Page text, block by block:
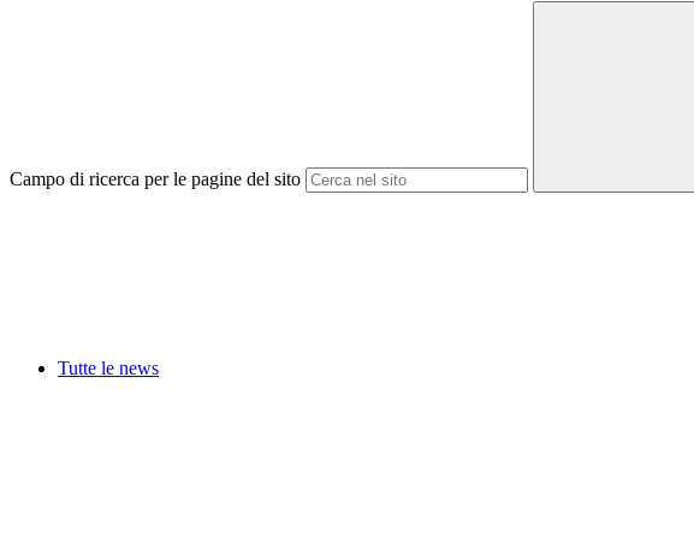
Campo di ricerca per le pagine del sito
Tutte le news